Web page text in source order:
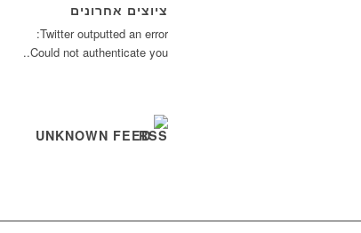
ציוצים אחרונים
Twitter outputted an error:
Could not authenticate you..
UNKNOWN FEED